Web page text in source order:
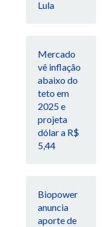
Lula
Mercado
vê inflação
abaixo do
teto em
2025 e
projeta
dólar a R$
5,44
Biopower
anuncia
aporte de